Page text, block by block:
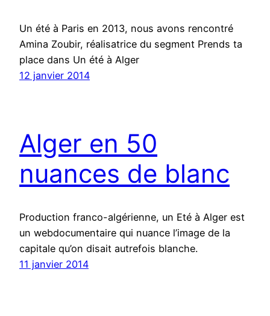
Un été à Paris en 2013, nous avons rencontré
Amina Zoubir, réalisatrice du segment Prends ta
place dans Un été à Alger
12 janvier 2014
Alger en 50
nuances de blanc
Production franco-algérienne, un Eté à Alger est
un webdocumentaire qui nuance l’image de la
capitale qu’on disait autrefois blanche.
11 janvier 2014